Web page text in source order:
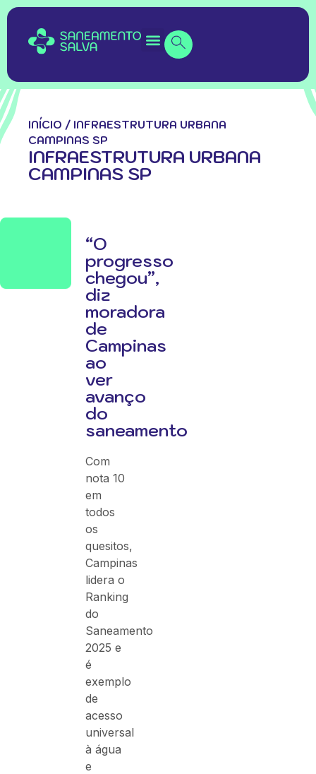
INÍCIO / INFRAESTRUTURA URBANA
CAMPINAS SP
INFRAESTRUTURA URBANA
CAMPINAS SP
“O
progresso
chegou”,
diz
moradora
de
Campinas
ao
ver
avanço
do
saneamento
Com
nota 10
em
todos
os
quesitos,
Campinas
lidera o
Ranking
do
Saneamento
2025 e
é
exemplo
de
acesso
universal
à água
e